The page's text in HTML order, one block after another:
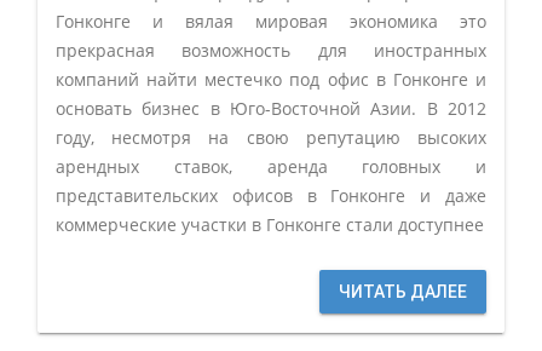
Гонконге и вялая мировая экономика это
прекрасная возможность для иностранных
компаний найти местечко под офис в Гонконге и
основать бизнес в Юго-Восточной Азии. В 2012
году, несмотря на свою репутацию высоких
арендных ставок, аренда головных и
представительских офисов в Гонконге и даже
коммерческие участки в Гонконге стали доступнее
ЧИТАТЬ ДАЛЕЕ